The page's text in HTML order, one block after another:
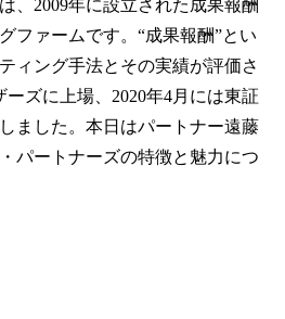
、2009年に設立された成果報酬
ファームです。“成果報酬”とい
ィング手法とその実績が評価さ
ーズに上場、2020年4月には東証
ました。本日はパートナー遠藤
パートナーズの特徴と魅力につ